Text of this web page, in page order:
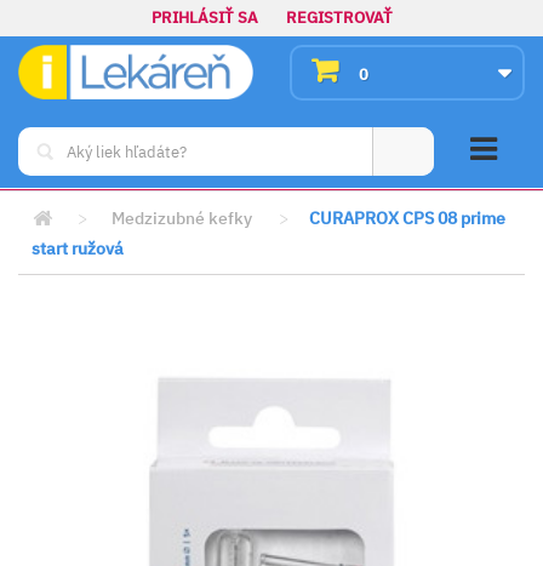
PRIHLÁSIŤ SA REGISTROVAŤ
0
> Medzizubné kefky >
CURAPROX CPS 08 prime
start ružová